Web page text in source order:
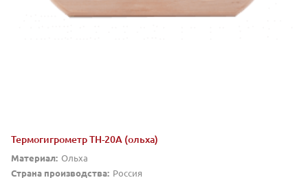
Термогигрометр TH-20А (ольха)
Материал: Ольха
Страна производства: Россия